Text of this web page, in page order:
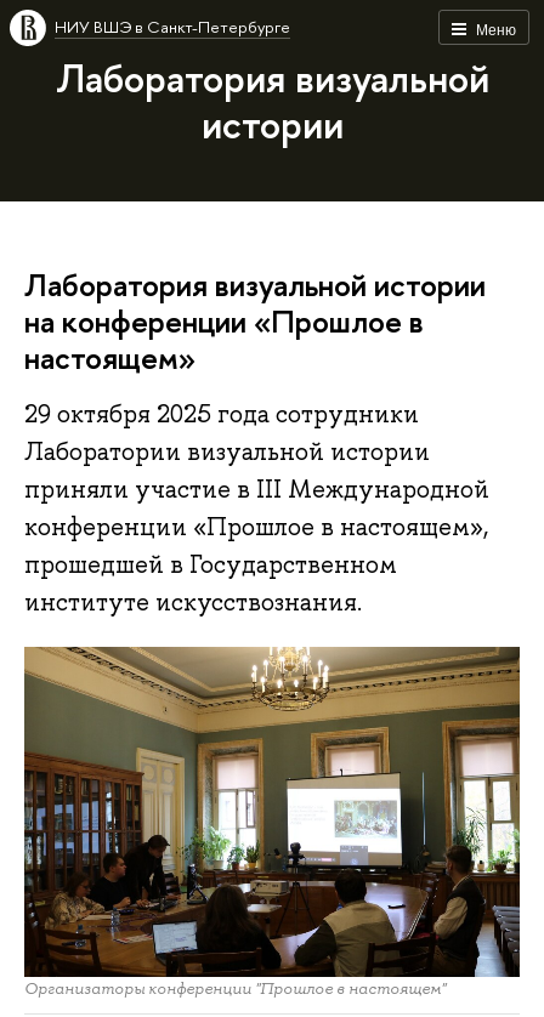
Меню
НИУ ВШЭ в Санкт-Петербурге
Лаборатория визуальной
истории
Лаборатория визуальной истории
на конференции «Прошлое в
настоящем»
29 октября 2025 года сотрудники
Лаборатории визуальной истории
приняли участие в III Международной
конференции «Прошлое в настоящем»,
прошедшей в Государственном
институте искусствознания.
Организаторы конференции "Прошлое в настоящем"